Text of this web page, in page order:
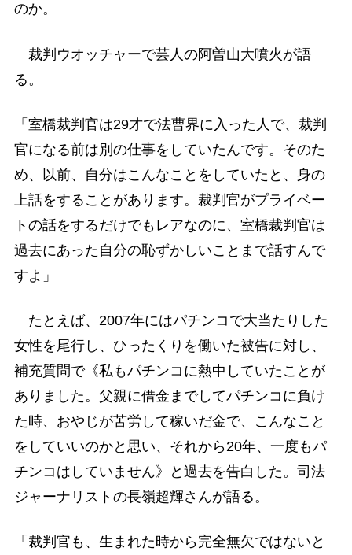
のか。
裁判ウオッチャーで芸人の阿曽山大噴火が語
る。
「室橋裁判官は29才で法曹界に入った人で、裁判
官になる前は別の仕事をしていたんです。そのた
め、以前、自分はこんなことをしていたと、身の
上話をすることがあります。裁判官がプライベー
トの話をするだけでもレアなのに、室橋裁判官は
過去にあった自分の恥ずかしいことまで話すんで
すよ」
たとえば、2007年にはパチンコで大当たりした
女性を尾行し、ひったくりを働いた被告に対し、
補充質問で《私もパチンコに熱中していたことが
ありました。父親に借金までしてパチンコに負け
た時、おやじが苦労して稼いだ金で、こんなこと
をしていいのかと思い、それから20年、一度もパ
チンコはしていません》と過去を告白した。司法
ジャーナリストの長嶺超輝さんが語る。
「裁判官も、生まれた時から完全無欠ではないと